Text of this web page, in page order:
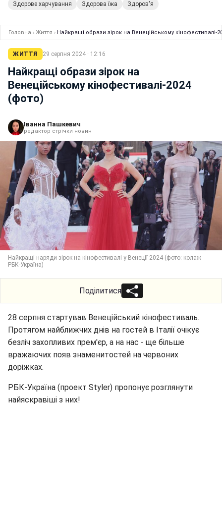
Здорове харчування Здорова їжа Здоров'я
Головна › Життя › Найкращі образи зірок на Венеційському кінофестивалі-
ЖИТТЯ 29 серпня 2024 · 12:16
Найкращі образи зірок на
Венеційському кінофестивалі-2024
(фото)
Іванна Пашкевич
редактор стрічки новин
Найкращі наряди зірок на кінофестивалі у Венеції 2024 (фото: колаж
РБК-Україна)
Поділитися
28 серпня стартував Венеційський кінофестиваль.
Протягом найближчих днів на гостей в Італії очікує
безліч захопливих прем'єр, а на нас - ще більше
вражаючих появ знаменитостей на червоних
доріжках.
РБК-Україна (проект Styler) пропонує розглянути
найяскравіші з них!